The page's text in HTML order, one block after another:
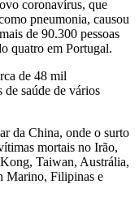
coronavírus, que
pneumonia, causou
de 90.300 pessoas
quatro em Portugal.
de 48 mil
de saúde de vários
da China, onde o surto
mortais no Irão,
Taiwan, Austrália,
Marino, Filipinas e